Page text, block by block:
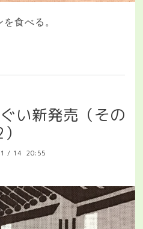
食べる。
い新発売（その
/ 14 20:55